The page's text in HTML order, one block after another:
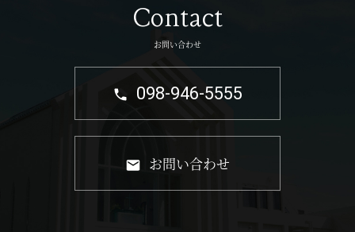
Contact
お問い合わせ
098-946-5555
お問い合わせ